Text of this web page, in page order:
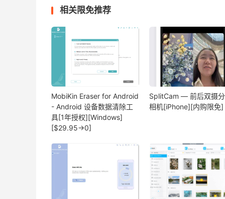
相关限免推荐
MobiKin Eraser for Android
- Android 设备数据清除工
具[1年授权][Windows]
[$29.95→0]
SplitCam — 前后双摄
相机[iPhone][内购限免]